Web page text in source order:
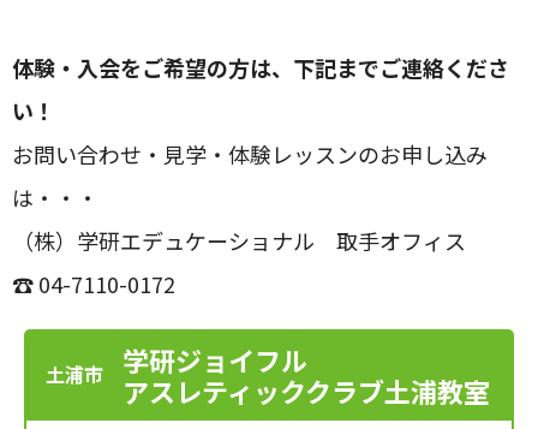
体験・入会をご希望の方は、下記までご連絡くださ
い！
お問い合わせ・見学・体験レッスンのお申し込み
は・・・
（株）学研エデュケーショナル 取手オフィス
☎ 04-7110-0172
土浦市
学研ジョイフル
アスレティッククラブ土浦教室